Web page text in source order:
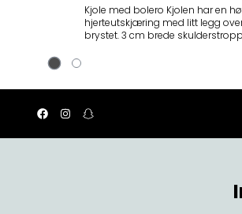
Kjole med bolero Kjolen har en høy
hjerteutskjæring med litt legg
brystet. 3 cm brede skulderstropper.
% elastic Vaskes separat og
skånsomt med innsiden ut i kaldt
vann 30 grader. Vi anbefaler